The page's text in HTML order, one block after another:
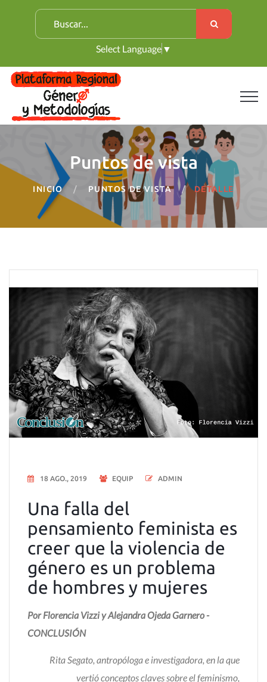
B
u
c
a
r
:
Select Language ▼
Puntos de vista
INICIO PUNTOS DE VISTA DETALLE
18 AGO., 2019 EQUIP ADMIN
Una falla del
pensamiento feminista es
creer que la violencia de
género es un problema
de hombres y mujeres
Por Florencia Vizzi y Alejandra Ojeda Garnero -
CONCLUSIÓN
Rita Segato, antropóloga e investigadora, en la que
vertió conceptos claves sobre el feminismo,